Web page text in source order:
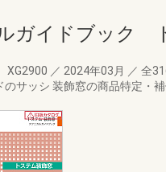
ガイドブック
XG2900 ／ 2024年03月 ／ 全
のサッシ 装飾窓の商品特定・